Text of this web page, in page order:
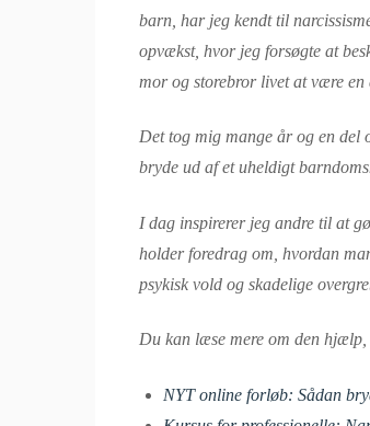
barn, har jeg kendt til
opvækst, hvor jeg forsøgte at
mor og storebror livet at være
Det tog mig mange år og en del
bryde ud af et uheldigt
I dag inspirerer jeg andre til at
holder foredrag om, hvordan
psykisk vold og skadelige
Du kan læse mere om den
NYT online forløb: Sådan